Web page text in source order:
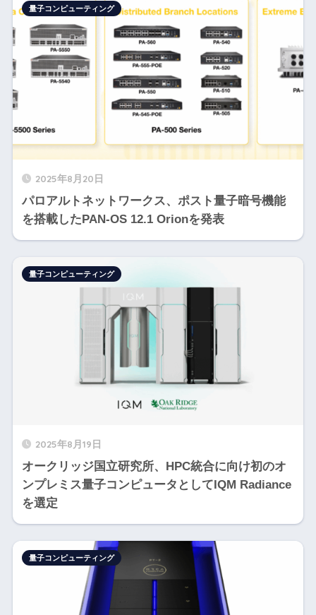
2025年8月20日
パロアルトネットワークス、ポスト量子暗号機能
を搭載したPAN-OS 12.1 Orionを発表
量子コンピューティング
2025年8月19日
オークリッジ国立研究所、HPC統合に向け初のオ
ンプレミス量子コンピュータとしてIQM Radiance
を選定
量子コンピューティング
量子コンピューティング